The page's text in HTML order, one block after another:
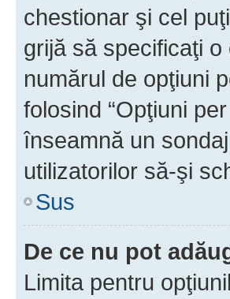
chestionar şi cel
grijă să specificaţi
numărul de opţiuni
folosind “Opţiuni
înseamnă un
utilizatorilor să-şi
Sus
De ce nu pot
Limita pentru